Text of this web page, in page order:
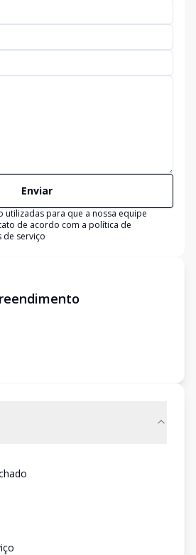
Enviar
utilizadas para que a nossa equipe
de acordo com a política de
de serviço